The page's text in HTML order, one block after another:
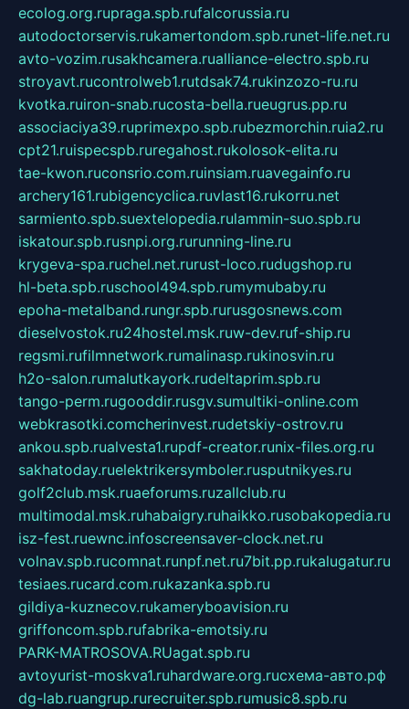
ecolog.org.rupraga.spb.rufalcorussia.ru
autodoctorservis.rukamertondom.spb.runet-life.net.ru
avto-vozim.rusakhcamera.rualliance-electro.spb.ru
stroyavt.rucontrolweb1.rutdsak74.rukinzozo-ru.ru
kvotka.ruiron-snab.rucosta-bella.rueugrus.pp.ru
associaciya39.ruprimexpo.spb.rubezmorchin.ruia2.ru
cpt21.ruispecspb.ruregahost.rukolosok-elita.ru
tae-kwon.ruconsrio.com.ruinsiam.ruavegainfo.ru
archery161.rubigencyclica.ruvlast16.rukorru.net
sarmiento.spb.suextelopedia.rulammin-suo.spb.ru
iskatour.spb.rusnpi.org.rurunning-line.ru
krygeva-spa.ruchel.net.rurust-loco.rudugshop.ru
hl-beta.spb.ruschool494.spb.rumymubaby.ru
epoha-metalband.rungr.spb.rurusgosnews.com
dieselvostok.ru24hostel.msk.ruw-dev.ruf-ship.ru
regsmi.rufilmnetwork.rumalinasp.rukinosvin.ru
h2o-salon.rumalutkayork.rudeltaprim.spb.ru
tango-perm.rugooddir.rusgv.sumultiki-online.com
webkrasotki.comcherinvest.rudetskiy-ostrov.ru
ankou.spb.rualvesta1.rupdf-creator.runix-files.org.ru
sakhatoday.ruelektrikersymboler.rusputnikyes.ru
golf2club.msk.ruaeforums.ruzallclub.ru
multimodal.msk.ruhabaigry.ruhaikko.rusobakopedia.ru
isz-fest.ruewnc.infoscreensaver-clock.net.ru
volnav.spb.rucomnat.runpf.net.ru7bit.pp.rukalugatur.ru
tesiaes.rucard.com.rukazanka.spb.ru
gildiya-kuznecov.rukameryboavision.ru
griffoncom.spb.rufabrika-emotsiy.ru
PARK-MATROSOVA.RUagat.spb.ru
avtoyurist-moskva1.ruhardware.org.ruсхема-авто.рф
dg-lab.ruangrup.rurecruiter.spb.rumusic8.spb.ru